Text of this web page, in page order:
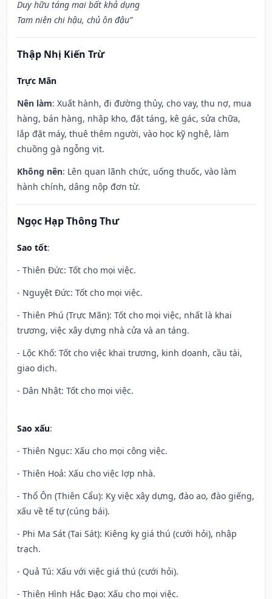
Duy hữu táng mai bất khả dụng
Tam niên chi hậu, chủ ôn đậu”
Thập Nhị Kiến Trừ
Trực Mãn
Nên làm: Xuất hành, đi đường thủy, cho vay, thu nợ, mua
hàng, bán hàng, nhập kho, đặt táng, kê gác, sửa chữa,
lắp đặt máy, thuê thêm người, vào học kỹ nghệ, làm
chuồng gà ngỗng vịt.
Không nên: Lên quan lãnh chức, uống thuốc, vào làm
hành chính, dâng nộp đơn từ.
Ngọc Hạp Thông Thư
Sao tốt:
- Thiên Đức: Tốt cho mọi việc.
- Nguyệt Đức: Tốt cho mọi việc.
- Thiên Phú (Trực Mãn): Tốt cho mọi việc, nhất là khai
trương, việc xây dựng nhà cửa và an táng.
- Lộc Khố: Tốt cho việc khai trương, kinh doanh, cầu tài,
giao dịch.
- Dân Nhật: Tốt cho mọi việc.
Sao xấu:
- Thiên Ngục: Xấu cho mọi công việc.
- Thiên Hoả: Xấu cho việc lợp nhà.
- Thổ Ôn (Thiên Cẩu): Kỵ việc xây dựng, đào ao, đào giếng,
xấu về tế tự (cúng bái).
- Phi Ma Sát (Tai Sát): Kiêng kỵ giá thú (cưới hỏi), nhập
trạch.
- Quả Tú: Xấu với việc giá thú (cưới hỏi).
- Thiên Hình Hắc Đạo: Xấu cho mọi việc.